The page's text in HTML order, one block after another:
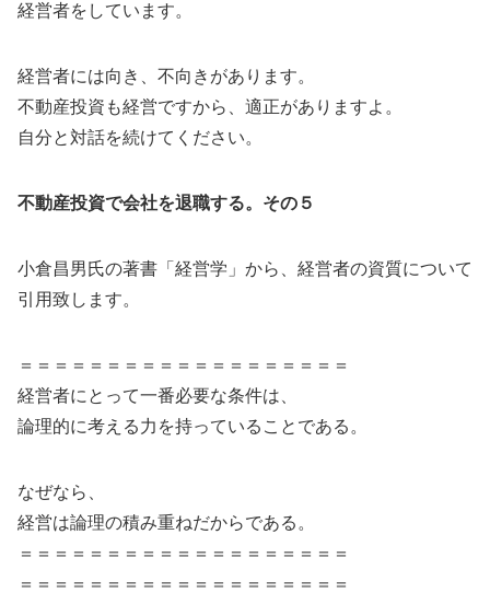
経営者をしています。
経営者には向き、不向きがあります。
不動産投資も経営ですから、適正がありますよ。
自分と対話を続けてください。
不動産投資で会社を退職する。その５
小倉昌男氏の著書「経営学」から、経営者の資質について
引用致します。
＝＝＝＝＝＝＝＝＝＝＝＝＝＝＝＝＝＝＝
経営者にとって一番必要な条件は、
論理的に考える力を持っていることである。
なぜなら、
経営は論理の積み重ねだからである。
＝＝＝＝＝＝＝＝＝＝＝＝＝＝＝＝＝＝＝
＝＝＝＝＝＝＝＝＝＝＝＝＝＝＝＝＝＝＝